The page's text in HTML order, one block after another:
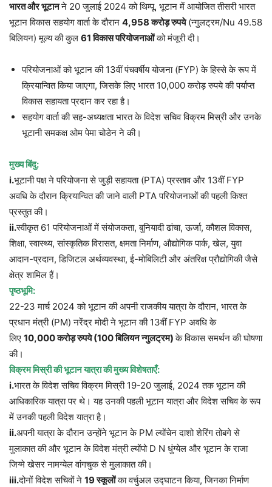
भारत और भूटानने 20 जुलाई 2024 को थिम्पू, भूटान में आयोजित तीसरी भारत
भूटान विकास सहयोग वार्ता के दौरान 4,958करोड़ रुपये(न्गुलट्रम/Nu 49.58
बिलियन) मूल्य की कुल 61विकास परियोजनाओंको मंजूरी दी।
परियोजनाओं को भूटान की 13वीं पंचवर्षीय योजना (FYP) के हिस्से के रूप में
क्रियान्वित किया जाएगा, जिसके लिए भारत 10,000 करोड़ रुपये की पर्याप्त
विकास सहायता प्रदान कर रहा है।
सहयोग वार्ता की सह-अध्यक्षता भारत के विदेश सचिव विक्रम मिस्री और उनके
भूटानी समकक्ष ओम पेमा चोडेन ने की।
मुख्य बिंदु:
i.भूटानी पक्ष ने परियोजना से जुड़ी सहायता (PTA) प्रस्ताव और 13वीं FYP
अवधि के दौरान क्रियान्वित की जाने वाली PTA परियोजनाओं की पहली किश्त
प्रस्तुत की।
ii.स्वीकृत 61 परियोजनाओं में संयोजकता, बुनियादी ढांचा, ऊर्जा, कौशल विकास,
शिक्षा, स्वास्थ्य, सांस्कृतिक विरासत, क्षमता निर्माण, औद्योगिक पार्क, खेल, युवा
आदान-प्रदान, डिजिटल अर्थव्यवस्था, ई-मोबिलिटी और अंतरिक्ष प्रौद्योगिकी जैसे
क्षेत्र शामिल हैं।
पृष्ठभूमि:
22-23 मार्च 2024 को भूटान की अपनी राजकीय यात्रा के दौरान, भारत के
प्रधान मंत्री (PM) नरेंद्र मोदी ने भूटान की 13वीं FYP अवधि के
लिए 10,000करोड़ रुपये (100बिलियन न्गुलट्रम) के विकास समर्थन की घोषणा
की।
विक्रम मिस्री की भूटान यात्रा की मुख्य विशेषताएँ:
i.भारत के विदेश सचिव विक्रम मिस्री 19-20 जुलाई, 2024 तक भूटान की
आधिकारिक यात्रा पर थे। यह उनकी पहली भूटान यात्रा और विदेश सचिव के रूप
में उनकी पहली विदेश यात्रा है।
ii.अपनी यात्रा के दौरान उन्होंने भूटान के PM ल्योंचेन दाशो शेरिंग तोबगे से
मुलाकात की और भूटान के विदेश मंत्री ल्योंपो D N धुंग्येल और भूटान के राजा
जिग्मे खेसर नामग्येल वांगचुक से मुलाकात की।
iii.दोनों विदेश सचिवों ने 19स्कूलोंका वर्चुअल उद्घाटन किया, जिनका निर्माण